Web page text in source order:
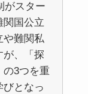
がスター
関国公立
や難関私
が、「探
の3つを重
びとなっ